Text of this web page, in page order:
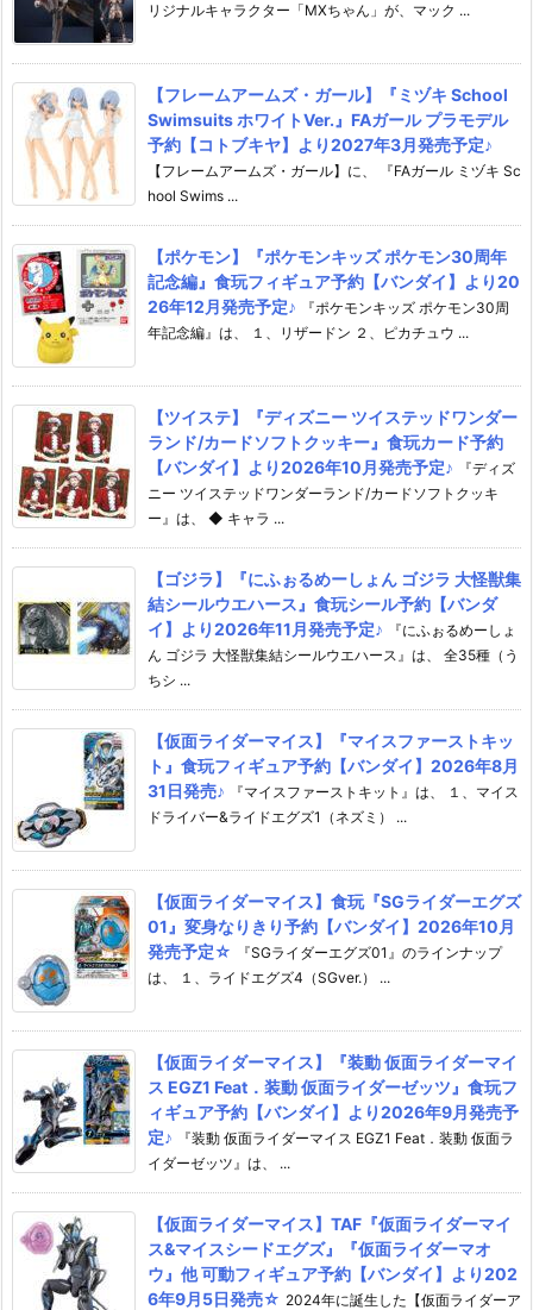
リジナルキャラクター「MXちゃん」が、マック ...
【フレームアームズ・ガール】『ミヅキ School
Swimsuits ホワイトVer.』FAガール プラモデル
予約【コトブキヤ】より2027年3月発売予定♪
【フレームアームズ・ガール】に、 『FAガール ミヅキ Sc
hool Swims ...
【ポケモン】『ポケモンキッズ ポケモン30周年
記念編』食玩フィギュア予約【バンダイ】より20
26年12月発売予定♪
『ポケモンキッズ ポケモン30周
年記念編』は、 １、リザードン ２、ピカチュウ ...
【ツイステ】『ディズニー ツイステッドワンダー
ランド/カードソフトクッキー』食玩カード予約
【バンダイ】より2026年10月発売予定♪
『ディズ
ニー ツイステッドワンダーランド/カードソフトクッキ
ー』は、 ◆ キャラ ...
【ゴジラ】『にふぉるめーしょん ゴジラ 大怪獣集
結シールウエハース』食玩シール予約【バンダ
イ】より2026年11月発売予定♪
『にふぉるめーしょ
ん ゴジラ 大怪獣集結シールウエハース』は、 全35種（う
ちシ ...
【仮面ライダーマイス】『マイスファーストキッ
ト』食玩フィギュア予約【バンダイ】2026年8月
31日発売♪
『マイスファーストキット』は、 １、マイス
ドライバー&ライドエグズ1（ネズミ） ...
【仮面ライダーマイス】食玩『SGライダーエグズ
01』変身なりきり予約【バンダイ】2026年10月
発売予定☆
『SGライダーエグズ01』のラインナップ
は、 １、ライドエグズ4（SGver.） ...
【仮面ライダーマイス】『装動 仮面ライダーマイ
ス EGZ1 Feat．装動 仮面ライダーゼッツ』食玩フ
ィギュア予約【バンダイ】より2026年9月発売予
定♪
『装動 仮面ライダーマイス EGZ1 Feat．装動 仮面ラ
イダーゼッツ』は、 ...
【仮面ライダーマイス】TAF『仮面ライダーマイ
ス&マイスシードエグズ』『仮面ライダーマオ
ウ』他 可動フィギュア予約【バンダイ】より202
6年9月5日発売☆ 2024年に誕生した【仮面ライダーア